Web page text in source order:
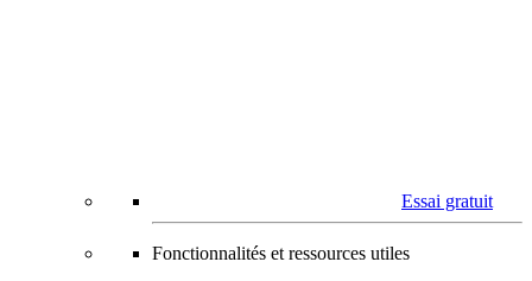
Essai gratuit
Fonctionnalités et ressources utiles